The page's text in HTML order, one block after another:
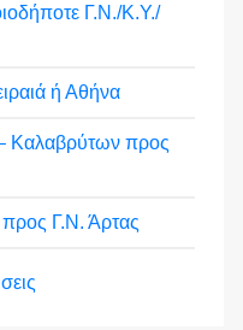
Γ.Ν./Κ.Υ./
ή Αθήνα
Καλαβρύτων προς
προς Γ.Ν. Άρτας